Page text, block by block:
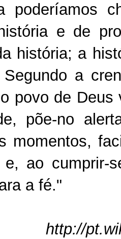
poderíamos
e de
história; a
a
povo de
põe-no
momentos,
ao cumprir-
a fé."
http://